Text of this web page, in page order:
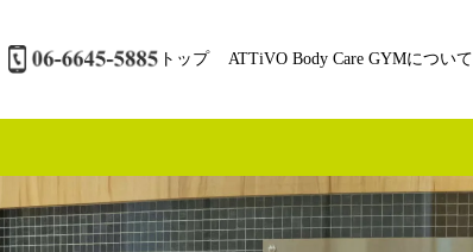
トップ ATTiVO Body Care GYMについて